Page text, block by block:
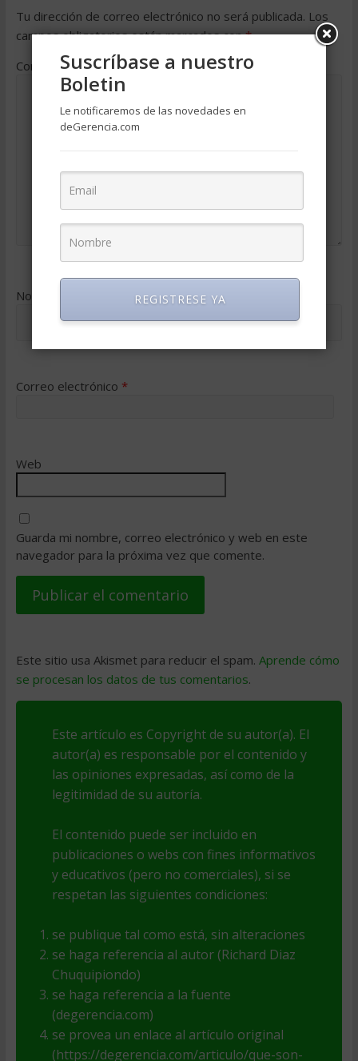
Tu dirección de correo electrónico no será publicada. Los
campos obligatorios están marcados con*
Comentario*
Nombre
Correo electrónico *
Web
Guarda mi nombre, correo electrónico y web en este
navegador para la próxima vez que comente.
Este sitio usa Akismet para reducir el spam. Aprende cómo
se procesan los datos de tus comentarios.
Este artículo es Copyright de su autor(a). El
autor(a) es responsable por el contenido y
las opiniones expresadas, así como de la
legitimidad de su autoría.
El contenido puede ser incluido en
publicaciones o webs con fines informativos
y educativos (pero no comerciales), si se
respetan las siguientes condiciones:
se publique tal como está, sin alteraciones
se haga referencia al autor (Richard Diaz
Chuquipiondo)
se haga referencia a la fuente
(degerencia.com)
se provea un enlace al artículo original
(https://degerencia.com/articulo/que-son-
Suscríbase a nuestro
Boletin
Le notificaremos de las novedades en
deGerencia.com
REGISTRESE YA